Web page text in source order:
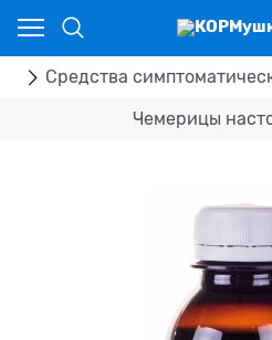
Средства
Чемерицы
Ваш город - Костанай,
угадали?